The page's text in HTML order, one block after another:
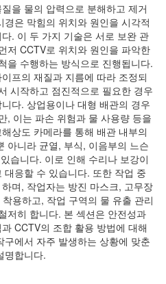
을 물의 압력으로 분해하고 제거
은 막힘의 위치와 원인을 시각적
. 이 두 가지 기술은 서로 보완 관
저 CCTV로 위치와 원인을 파악한
을 수행하는 방식으로 진행됩니다.
프의 재질과 지름에 따라 조정되
시작하고 점진적으로 필요한 경우
다. 상업용이나 대형 배관의 경우
, 이는 파손 위험과 물 사용량 등을
상도 카메라를 통해 배관 내부의
아니라 균열, 부식, 이음부의 느슨
습니다. 이로 인해 수리나 보강이
응할 수 있습니다. 또한 작업 중
며, 작업자는 방진 마스크, 고무장
용하고, 작업 구역의 물 유출 관리
저히 합니다. 본 섹션은 안전성과
CCTV의 조합 활용 방법에 대해
에서 자주 발생하는 상황에 맞춘
명합니다.